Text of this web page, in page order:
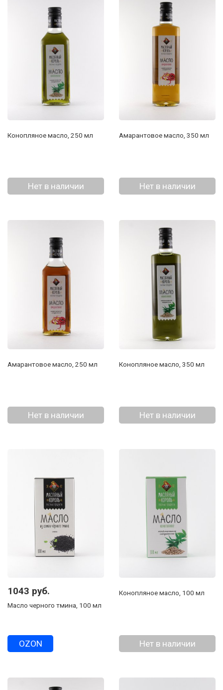
Конопляное масло, 250 мл
Нет в наличии
Амарантовое масло, 350 мл
Нет в наличии
Амарантовое масло, 250 мл
Нет в наличии
Конопляное масло, 350 мл
Нет в наличии
1043 руб.
Масло черного тмина, 100 мл
OZON
Конопляное масло, 100 мл
Нет в наличии